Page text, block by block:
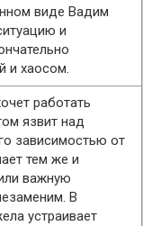
виде Вадим
и
и хаосом.
работать
язвит над
зависимостью от
тем же и
важную
В
устраивает